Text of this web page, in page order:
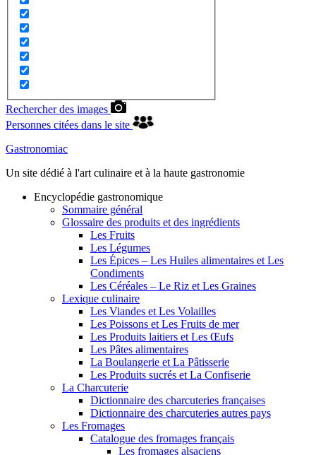
Rechercher des images
Personnes citées dans le site
Gastronomiac
Un site dédié à l'art culinaire et à la haute gastronomie
Encyclopédie gastronomique
Sommaire général
Glossaire des produits et des ingrédients
Les Fruits
Les Légumes
Les Épices – Les Huiles alimentaires et Les
Condiments
Les Céréales – Le Riz et Les Graines
Lexique culinaire
Les Viandes et Les Volailles
Les Poissons et Les Fruits de mer
Les Produits laitiers et Les Œufs
Les Pâtes alimentaires
La Boulangerie et La Pâtisserie
Les Produits sucrés et La Confiserie
La Charcuterie
Dictionnaire des charcuteries françaises
Dictionnaire des charcuteries autres pays
Les Fromages
Catalogue des fromages français
Les fromages alsaciens